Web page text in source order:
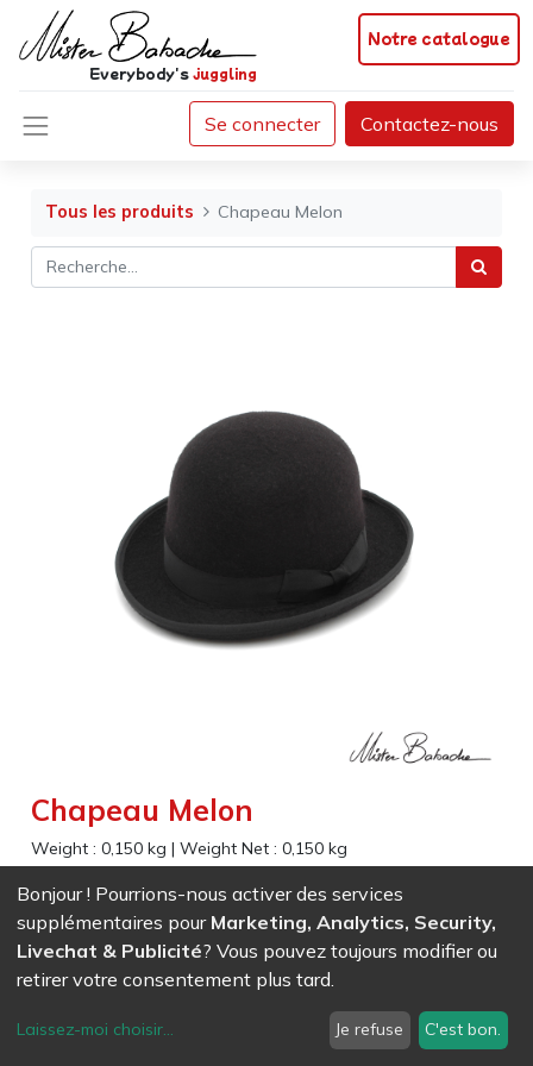
Notre catalogue
Everybody'sjuggling
Se connecter Contactez-nous
Tous les produits Chapeau Melon
Chapeau Melon
Weight :0,150 kg|Weight Net :0,150 kg
38,52CHF/ HT
EAN7611847006730- Ref (0673)- S (56)
38,52CHF/ HT
EAN7611847006747-Ref (0674)- M (58)
38,52CHF
EAN Ref (0675)- L (60)
Bonjour ! Pourrions-nous activer des services
supplémentaires pour Marketing, Analytics, Security,
Livechat & Publicité? Vous pouvez toujours modifier ou
retirer votre consentement plus tard.
Laissez-moi choisir... Je refuse C'est bon.